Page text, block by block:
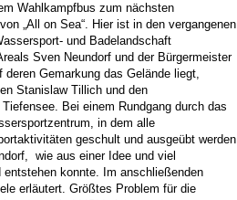
Wahlkampfbus zum nächsten
„All on Sea“. Hier ist in den vergangenen
und Badelandschaft
Sven Neundorf und der Bürgermeister
Gemarkung das Gelände liegt,
Stanislaw Tillich und den
Bei einem Rundgang durch das
in dem alle
geschult und ausgeübt werden
wie aus einer Idee und viel
entstehen konnte. Im anschließenden
erläutert. Größtes Problem für die